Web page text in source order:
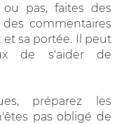
pas, faites des
des commentaires
sa portée. Il peut
de s'aider de
préparez les
pas obligé de